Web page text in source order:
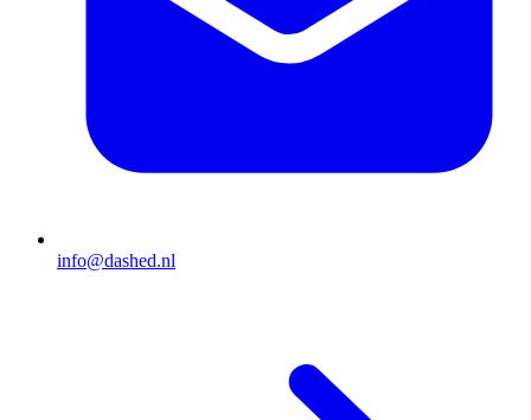
info@dashed.nl